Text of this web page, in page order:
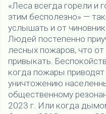
«Леса всегда горели и
этим бесполезно» —
услышать и от
Людей постепенно
лесных пожаров, что от
привыкать.
когда пожары
уничтожению
общественному
2023 г. Или когда